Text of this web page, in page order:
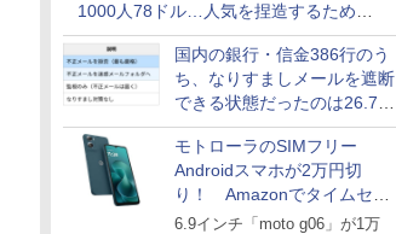
1000人78ドル…人気を捏造するための
価格リストが公開中
国内の銀行・信金386行のう
ち、なりすましメールを遮断
できる状態だったのは26.7％
にとどまる～GMOブランド
セキュリティ調査
モトローラのSIMフリー
Androidスマホが2万円切
り！ Amazonでタイムセー
ル
6.9インチ「moto g06」が1万